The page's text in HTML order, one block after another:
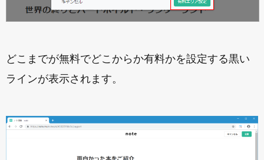
どこまでが無料でどこからか有料かを設定する黒い
ラインが表示されます。